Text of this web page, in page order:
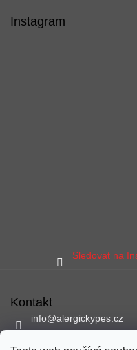
Instagram
Sledovat na
Kontakt
info@alergickypes.cz